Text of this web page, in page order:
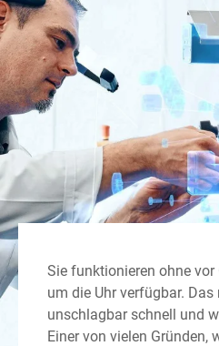
Sie funktionieren ohne
um die Uhr verfügbar.
unschlagbar schnell und
Einer von vielen Gründen,